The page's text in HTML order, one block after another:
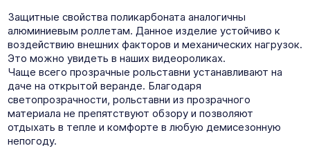
Защитные свойства поликарбоната аналогичны
алюминиевым роллетам. Данное изделие устойчиво к
воздействию внешних факторов и механических нагрузок.
Это можно увидеть в наших видеороликах.
Чаще всего прозрачные рольставни устанавливают на
даче на открытой веранде. Благодаря
светопрозрачности, рольставни из прозрачного
материала не препятствуют обзору и позволяют
отдыхать в тепле и комфорте в любую демисезонную
непогоду.